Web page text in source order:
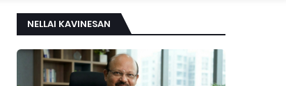
NELLAI KAVINESAN